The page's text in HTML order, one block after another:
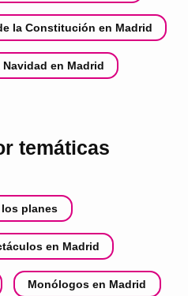
la Constitución en Madrid
en Madrid
temáticas
planes
en Madrid
Monólogos en Madrid